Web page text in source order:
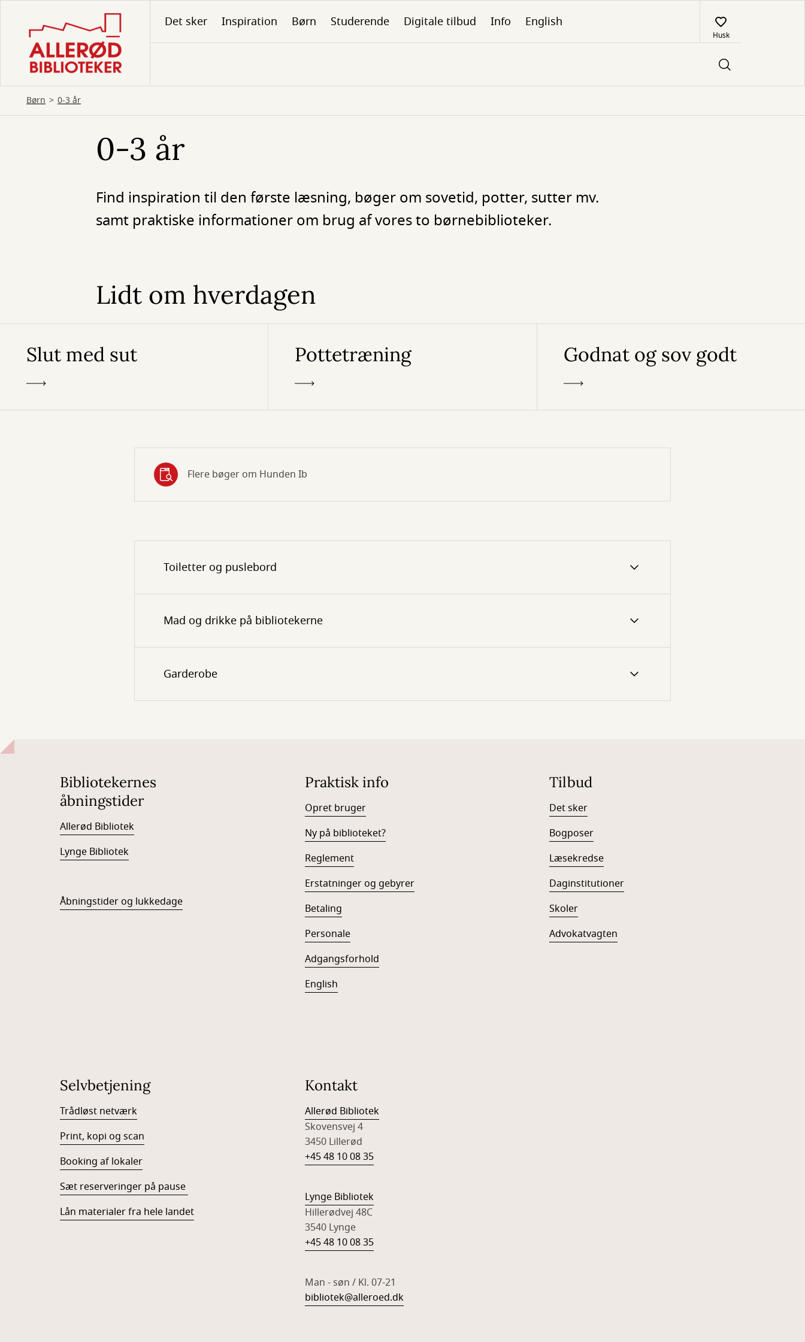
hovedindhold
Det sker Inspiration Børn Studerende Digitale tilbud Info English
Husk
Børn 0-3 år
0-3 år
Find inspiration til den første læsning, bøger om sovetid, potter, sutter mv.
samt praktiske informationer om brug af vores to børnebiblioteker.
Lidt om hverdagen
Slut med sut Pottetræning Godnat og sov godt
Flere bøger om Hunden Ib
Toiletter og puslebord
Mad og drikke på bibliotekerne
Garderobe
Bibliotekernes
åbningstider
Allerød Bibliotek
Lynge Bibliotek
Åbningstider og lukkedage
Praktisk info
Opret bruger
Ny på biblioteket?
Reglement
Erstatninger og gebyrer
Betaling
Personale
Adgangsforhold
English
Tilbud
Det sker
Bogposer
Læsekredse
Daginstitutioner
Skoler
Advokatvagten
Selvbetjening
Trådløst netværk
Print, kopi og scan
Booking af lokaler
Sæt reserveringer på pause
Lån materialer fra hele landet
Kontakt
Allerød Bibliotek
Skovensvej 4
3450 Lillerød
+45 48 10 08 35
Lynge Bibliotek
Hillerødvej 48C
3540 Lynge
+45 48 10 08 35
Man - søn / Kl. 07-21
bibliotek@alleroed.dk